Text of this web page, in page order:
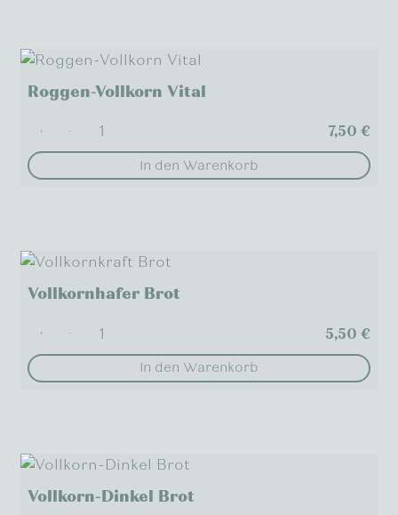
mehrere
auf.
können
gewählt
Roggen-Vollkorn Vital
+ - 7,50€
In den Warenkorb
Vollkornhafer Brot
+ - 5,50€
In den Warenkorb
Vollkorn-Dinkel Brot